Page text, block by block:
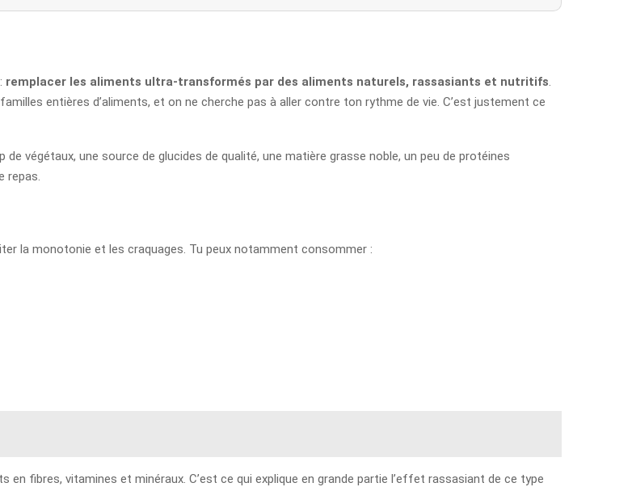
remplacer les aliments ultra-transformés par des aliments naturels, rassasiants et nutritifs
entières d’aliments, et on ne cherche pas à aller contre ton rythme de vie. C’est justement ce
végétaux, une source de glucides de qualité, une matière grasse noble, un peu de protéines
repas.
la monotonie et les craquages. Tu peux notamment consommer :
fibres, vitamines et minéraux. C’est ce qui explique en grande partie l’effet rassasiant de ce type